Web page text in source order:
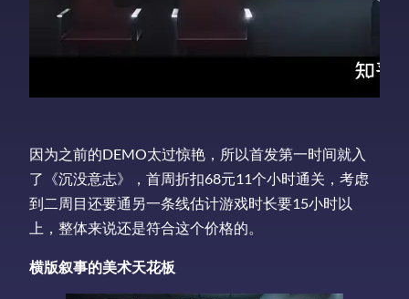
因为之前的DEMO太过惊艳，所以首发第一时间就入
了《沉没意志》，首周折扣68元11个小时通关，考虑
到二周目还要通另一条线估计游戏时长要15小时以
上，整体来说还是符合这个价格的。
横版叙事的美术天花板